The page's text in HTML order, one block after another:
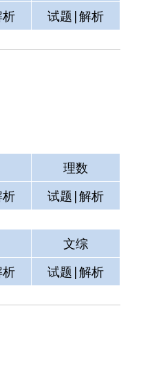
试题|解析
理数
试题|解析
文综
试题|解析